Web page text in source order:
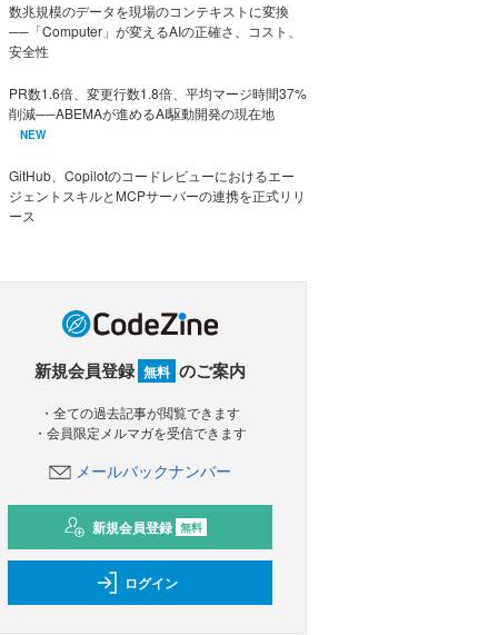
数兆規模のデータを現場のコンテキストに変換
──「Computer」が変えるAIの正確さ、コスト、
安全性
PR数1.6倍、変更行数1.8倍、平均マージ時間37%
削減──ABEMAが進めるAI駆動開発の現在地
NEW
GitHub、Copilotのコードレビューにおけるエー
ジェントスキルとMCPサーバーの連携を正式リリ
ース
新規会員登録 無料 のご案内
・全ての過去記事が閲覧できます
・会員限定メルマガを受信できます
メールバックナンバー
新規会員登録 無料
ログイン